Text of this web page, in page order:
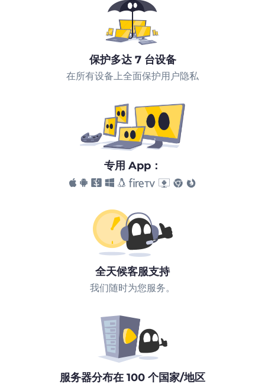
保护多达 7 台设备
在所有设备上全面保护用户隐私
专用 App：
全天候客服支持
我们随时为您服务。
服务器分布在 100 个国家/地区